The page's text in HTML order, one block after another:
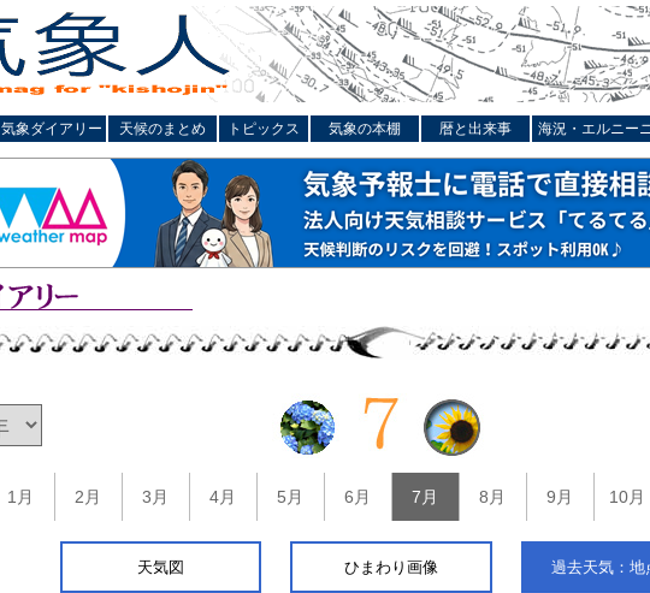
気象ダイアリー 天候のまとめ トピックス 気象の本棚 暦と出来事 海況・エルニー
1月 2月 3月 4月 5月 6月 7月 8月 9月 10月
天気図 ひまわり画像 過去天気：地